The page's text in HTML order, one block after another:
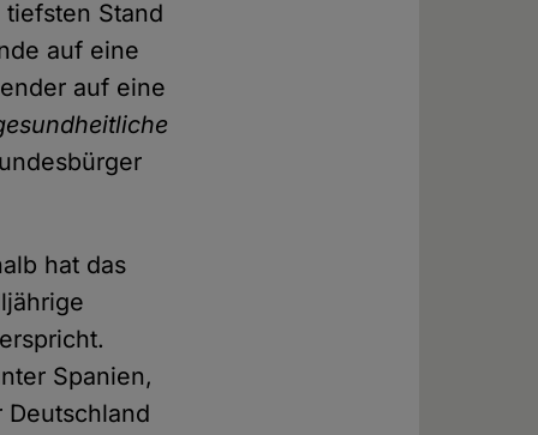
Stand
auf eine
auf eine
hat das
Spanien,
Deutschland